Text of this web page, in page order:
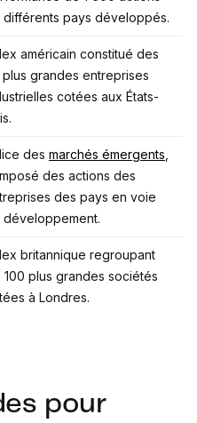
différents pays développés.
américain constitué des
grandes entreprises
cotées aux États-
des marchés émergents
des actions des
des pays en voie
développement.
britannique regroupant
100 plus grandes sociétés
à Londres.
pour